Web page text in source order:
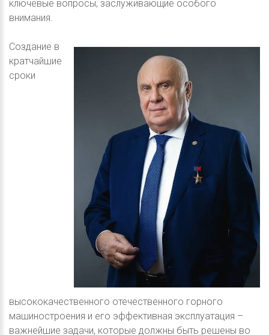
ключевые вопросы, заслуживающие особого
внимания.
Создание в
кратчайшие
сроки
высококачественного отечественного горного
машиностроения и его эффективная эксплуатация –
важнейшие задачи, которые должны быть решены во